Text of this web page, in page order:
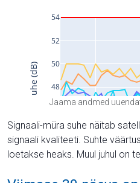
Jaama andmed
Signaali-müra suhe näitab
signaali kvaliteeti. Suhte
loetakse heaks. Muul juhul on